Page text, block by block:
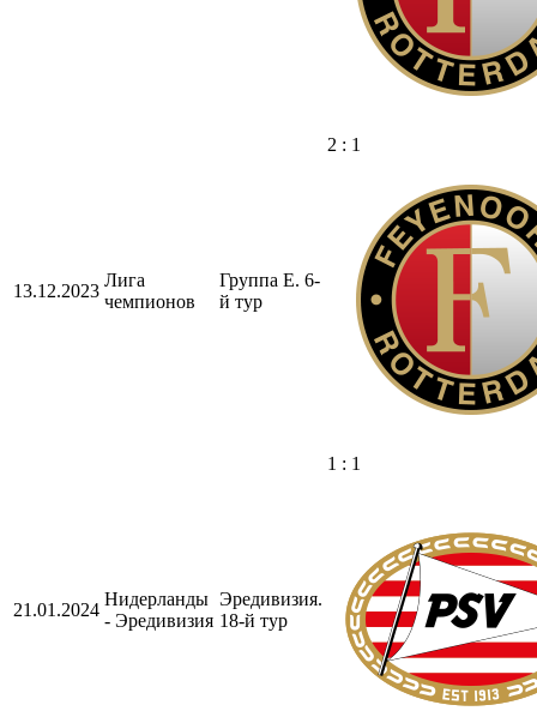
13.12.2023
Лига
чемпионов
Группа E. 6-
й тур
2 : 1
21.01.2024
Нидерланды
- Эредивизия
Эредивизия.
18-й тур
1 : 1